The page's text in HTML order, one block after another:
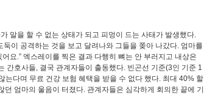
말을 할 수 없는 상태가 되고 피멍이 드는 사태가 발생했다.
이 공격하는 것을 보고 달려나와 그들을 쫒아 나갔다. 엄마를
요.” 엑스레이를 찍은 결과 다행히 뼈는 안 부러지고 내상은
간호사들, 결국 관계자들이 출동했다. 빈곤선 기준(3인 기준 1
다며 무료 건강 보험 혜택을 받을 수 없다 했다. 최대 40% 할
엄마의 울음이 터졌다. 관계자들은 심각하게 회의한 끝에 기